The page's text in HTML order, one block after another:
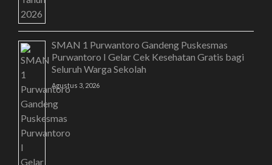
SMAN 1 Purwantoro Gandeng Puskesmas
Purwantoro I Gelar Cek Kesehatan Gratis bagi
Seluruh Warga Sekolah
Agustus 3, 2026